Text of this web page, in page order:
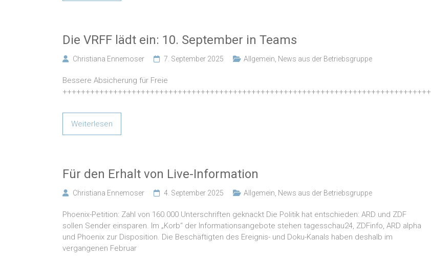
Die VRFF lädt ein: 10. September in Teams
Christiana Ennemoser 7. September 2025 Allgemein News aus der Betriebsgruppe
Bessere Absicherung für Freie
++++++++++++++++++++++++++++++++++++++++++++++++++++++++++++++++++++++++++++++++
Weiterlesen
Für den Erhalt von Live-Information
Christiana Ennemoser 4. September 2025 Allgemein News aus der Betriebsgruppe
Phoenix-Petition: Zahl von 160.000 Unterschriften geknackt Die Politik hat entschieden: ARD und ZDF
sollen Sender einsparen. Im „Korb“ der Informationsangebote stehen tagesschau24, ZDFinfo, ARD alpha
und Phoenix zur Disposition. Die Beschäftigten des Ereignis- und Doku-Kanals haben deshalb im
vergangenen Februar